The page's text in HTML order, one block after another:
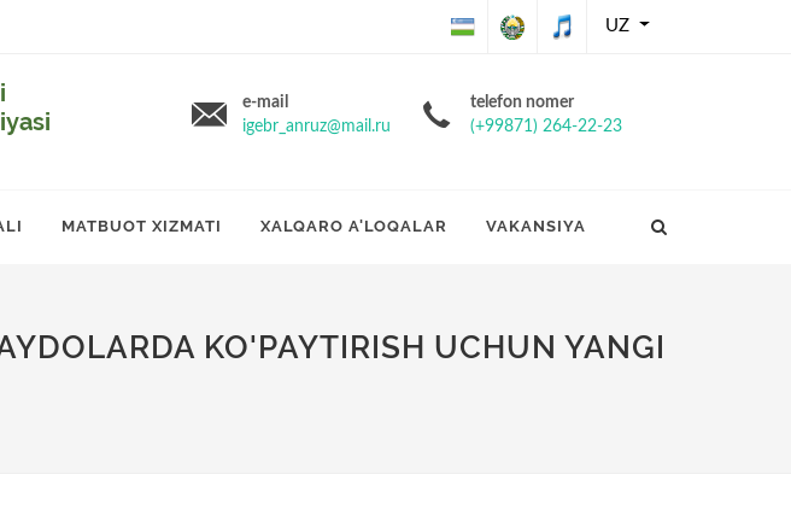
Respublikasining
RespublikasiRespublikasi
UZ
e-mail
igebr_anruz@mail.ru
telefon nomer
(+99871) 264-22-23
MATBUOT XIZMATI XALQARO A'LOQALAR VAKANSIYA
KO'PAYTIRISH UCHUN YANGI